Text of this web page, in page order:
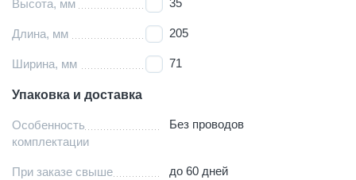
Высота, мм
Длина, мм 205
Ширина, мм 71
Упаковка и доставка
Особенность
комплектации
Без проводов
При заказе свыше
до 60 дней